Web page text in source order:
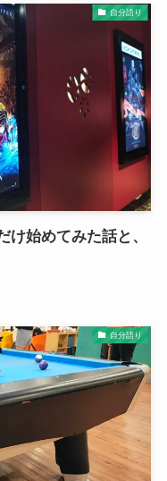
自分語り
け始めてみた話と、
自分語り